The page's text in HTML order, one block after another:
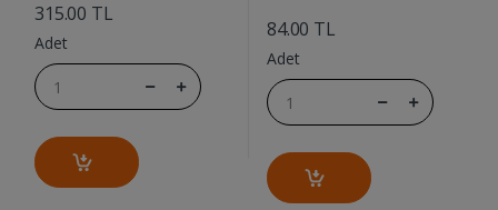
315.00 TL
Adet
84.00 TL
Adet